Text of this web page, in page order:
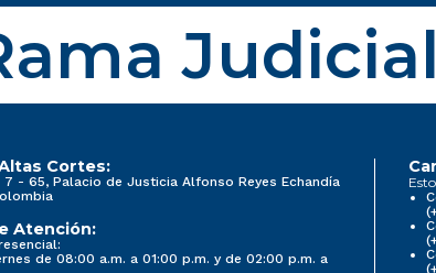
Judicial
Cortes:
7 - 65, Palacio de Justicia Alfonso Reyes Echandía
Atención:
de 08:00 a.m. a 01:00 p.m. y de 02:00 p.m. a